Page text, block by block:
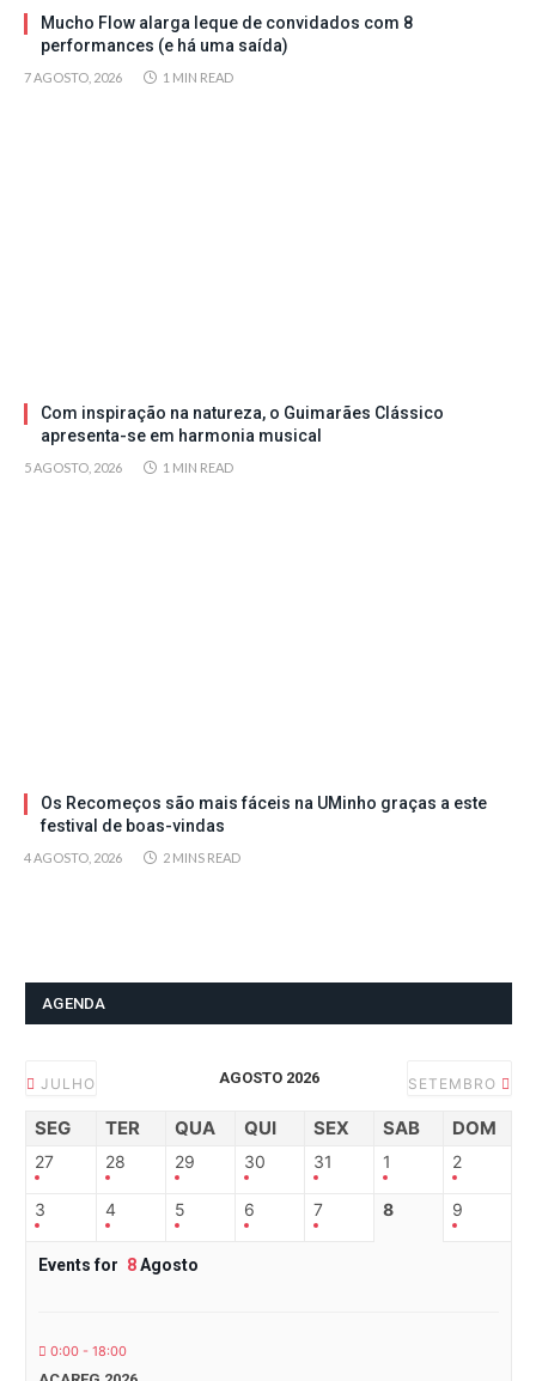
Mucho Flow alarga leque de convidados com 8
performances (e há uma saída)
7 AGOSTO, 2026 1 MIN READ
Com inspiração na natureza, o Guimarães Clássico
apresenta-se em harmonia musical
5 AGOSTO, 2026 1 MIN READ
Os Recomeços são mais fáceis na UMinho graças a este
festival de boas-vindas
4 AGOSTO, 2026 2 MINS READ
AGENDA
JULHO AGOSTO 2026 SETEMBRO
SEG TER QUA QUI SEX SAB DOM
27 28 29 30 31 1 2
3 4 5 6 7 8 9
Events for 8Agosto
0:00 - 18:00